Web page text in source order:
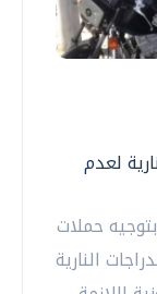
لعدم
حملات
النارية